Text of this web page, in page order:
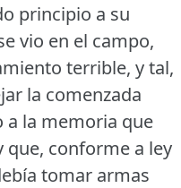
principio a su
vio en el campo,
terrible, y tal,
la comenzada
a la memoria que
que, conforme a ley
tomar armas